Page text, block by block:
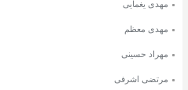
مهدی یغمایی
مهدی معظم
مهراد حسینی
مرتضی اشرفی